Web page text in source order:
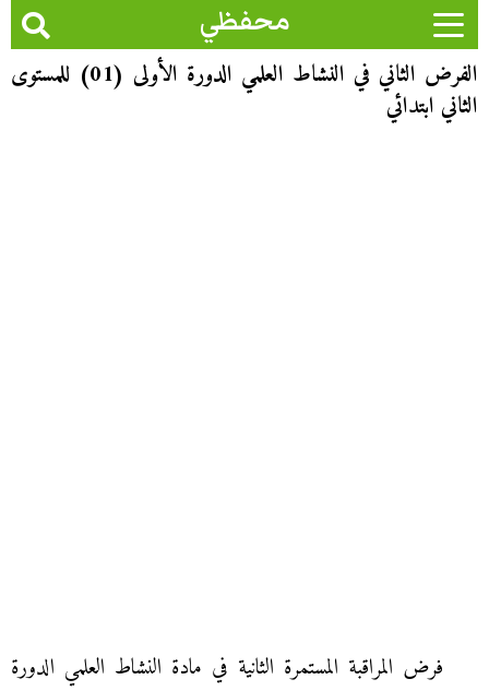
محفظي
الفرض الثاني في النشاط العلمي الدورة الأولى (01) للمستوى
الثاني ابتدائي
فرض المراقبة المستمرة الثانية في مادة النشاط العلمي الدورة